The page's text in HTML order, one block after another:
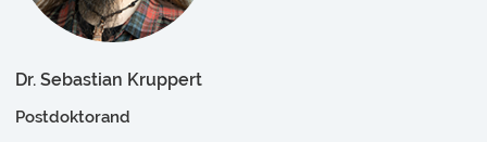
Dr. Sebastian Kruppert
Postdoktorand